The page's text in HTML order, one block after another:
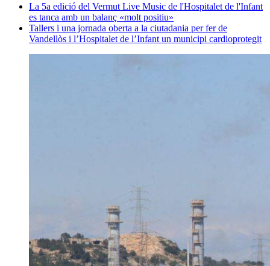
La 5a edició del Vermut Live Music de l'Hospitalet de l'Infant
es tanca amb un balanç «molt positiu»
Tallers i una jornada oberta a la ciutadania per fer de
Vandellòs i l’Hospitalet de l’Infant un municipi cardioprotegit